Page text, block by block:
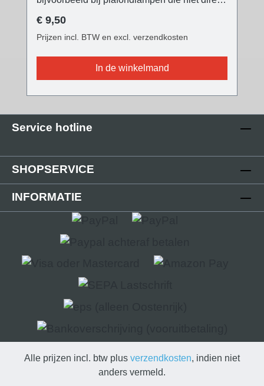
(bijv. verplaatste eettafel, enz.). De
ALUNOVO® TV kabelgoot eindkap is
verkrijgbaar in drie verschillende kleuren
passend bij alle kabelgootvarianten en geeft
fijne structuur, de oppervlaktekwaliteit is met
versie V2 sterk verbeterd en de insteekflens
is volledig gewijzigd. De eindkap wordt op
Technische details - Afdekking in
verschillende afwerkingen- Afmetingen
afdekking: (B): 80 mm; (L): 5 mm; (H): 19 mm-
Eindkap gesloten- Steeksysteem- Kunststof
PLA (Polylactic) 3D-printtechniek
afdekkappen
Normale prijs:
€ 9,50
Prijzen incl. BTW en excl. verzendkosten
In de winkelmand
Service hotline
SHOPSERVICE
INFORMATIE
Alle prijzen incl. btw plus verzendkosten, indien niet
anders vermeld.